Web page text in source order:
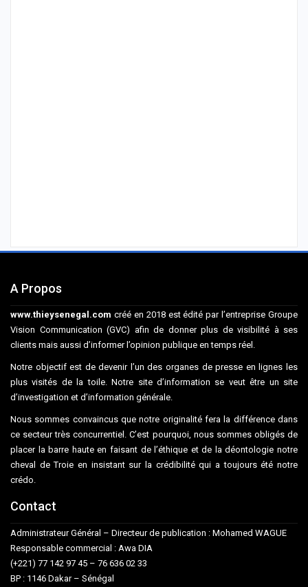
A Propos
www.thieysenegal.com créé en 2018 est édité par l’entreprise Groupe
Vision Communication (GVC) afin de donner plus de visibilité à ses
clients mais aussi d’informer l’opinion publique en temps réel.
Notre objectif est de devenir l’un des organes de presse en lignes les
plus visités de la toile. Notre site d’information se veut être un site
d’investigation et d’information générale.
Nous sommes convaincus que notre originalité fera la différence dans
ce secteur très concurrentiel. C’est pourquoi, nous sommes obligés de
placer la barre haute en faisant de l’éthique et de la déontologie notre
cheval de Troie en insistant sur la crédibilité qui a toujours été notre
crédo.
Contact
Administrateur Général – Directeur de publication : Mohamed WAGUE
Responsable commercial : Awa DIA
(+221) 77 142 97 45 – 76 636 02 33
BP : 1146 Dakar – Sénégal